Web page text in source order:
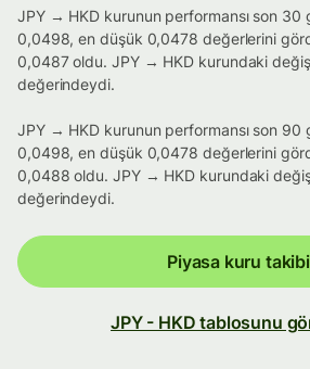
JPY → HKD kurunun performansı son 30
0,0498, en düşük 0,0478 değerlerini
0,0487 oldu. JPY → HKD kurundaki
değerindeydi.
JPY → HKD kurunun performansı son 90
0,0498, en düşük 0,0478 değerlerini
0,0488 oldu. JPY → HKD kurundaki
değerindeydi.
Piyasa kuru takibi
JPY - HKD tablosunu